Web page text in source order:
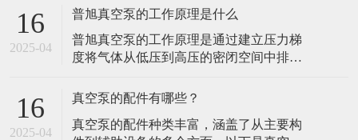
压力已经降至安全范围。在维修过程中，
穿戴好防护用具，避免发生意外伤害。 ‌细
节至上‌：在维修过程中，需要仔细观察每
一个部件的工作情况，查找问题的根源。
16
2025-04
普旭真空泵的工作原理是什么
普旭真空泵的工作原理是通过建立压力梯
度将气体从低压到高压的密闭空间中排
普旭真空泵通常由排气部分、抽气部分和
通过机械运动将气体抽出密闭空间。 普旭
16
2025-04
真空泵的配件有哪些？
真空泵的配件种类丰富，涵盖了从主要构